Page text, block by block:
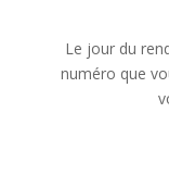
Le jour du
numéro que